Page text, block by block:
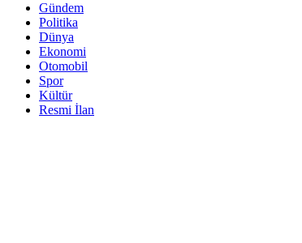
Gündem
Politika
Dünya
Ekonomi
Otomobil
Spor
Kültür
Resmi İlan